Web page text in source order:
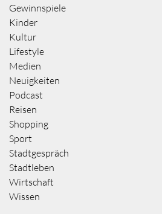
Gewinnspiele
Kinder
Kultur
Lifestyle
Medien
Neuigkeiten
Podcast
Reisen
Shopping
Sport
Stadtgespräch
Stadtleben
Wirtschaft
Wissen